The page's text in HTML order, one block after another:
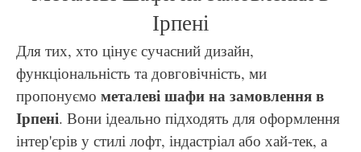
Ірпені
Для тих, хто цінує сучасний дизайн,
функціональність та довговічність, ми
пропонуємо металеві шафи на замовлення в
Ірпені. Вони ідеально підходять для оформлення
інтер'єрів у стилі лофт, індастріал або хай-тек, а